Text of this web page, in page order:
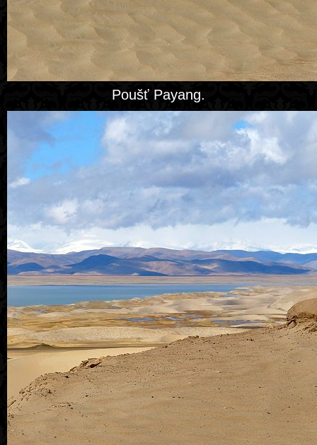
Poušť Payang.